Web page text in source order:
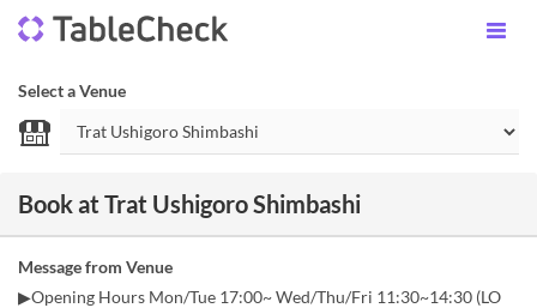
Select a Venue
Book at Trat Ushigoro Shimbashi
Message from Venue
▶Opening Hours Mon/Tue 17:00~ Wed/Thu/Fri 11:30~14:30 (LO